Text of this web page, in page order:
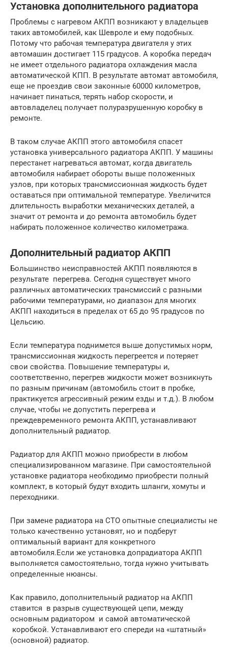
Установка дополнительного радиатора
Проблемы с нагревом АКПП возникают у владельцев
таких автомобилей, как Шевроле и ему подобных.
Потому что рабочая температура двигателя у этих
автомашин достигает 115 градусов. А коробка передач
не имеет отдельного радиатора охлаждения масла
автоматической КПП. В результате автомат автомобиля,
еще не проездив свои законные 60000 километров,
начинает пинаться, терять набор скорости, и
автовладелец получает полуразрушенную коробку в
ремонте.
В таком случае АКПП этого автомобиля спасет
установка универсального радиатора АКПП. У машины
перестанет нагреваться автомат, когда двигатель
автомобиля набирает обороты выше положенных
узлов, при которых трансмиссионная жидкость будет
оставаться при оптимальной температуре. Увеличится
длительность выработки механических деталей, а
значит от ремонта и до ремонта автомобиль будет
набирать положенное количество километража.
Дополнительный радиатор АКПП
Большинство неисправностей АКПП появляются в
результате перегрева. Сегодня существует много
различных автоматических трансмиссий с разными
рабочими температурами, но диапазон для многих
АКПП находиться в пределах от 65 до 95 градусов по
Цельсию.
Если температура поднимется выше допустимых норм,
трансмиссионная жидкость перегреется и потеряет
свои свойства. Повышение температуры и,
соответственно, перегрев жидкости может возникнуть
по разным причинам (автомобиль стоит в пробке,
практикуется агрессивный режим езды и т.д.). В любом
случае, чтобы не допустить перегрева и
преждевременного ремонта АКПП, устанавливают
дополнительный радиатор.
Радиатор для АКПП можно приобрести в любом
специализированном магазине. При самостоятельной
установке радиатора необходимо приобрести полный
комплект, в который будут входить шланги, хомуты и
переходники.
При замене радиатора на СТО опытные специалисты не
только качественно установят, но и подберут
оптимальный вариант для конкретного
автомобиля.Если же установка допрадиатора АКПП
выполняется самостоятельно, тогда нужно учитывать
определенные нюансы.
Как правило, дополнительный радиатор на АКПП
ставится в разрыв существующей цепи, между
основным радиатором и самой автоматической
коробкой. Устанавливают его спереди на «штатный»
(основной) радиатор.